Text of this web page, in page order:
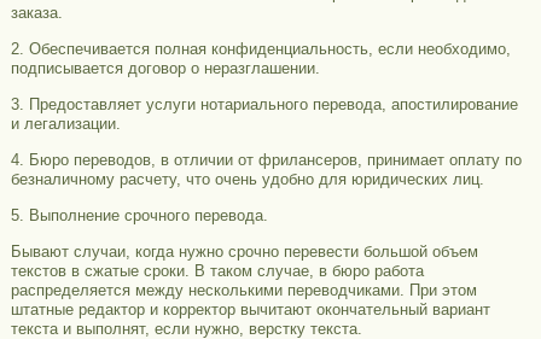
заказа.
2. Обеспечивается полная конфиденциальность, если необходимо,
подписывается договор о неразглашении.
3. Предоставляет услуги нотариального перевода, апостилирование
и легализации.
4. Бюро переводов, в отличии от фрилансеров, принимает оплату по
безналичному расчету, что очень удобно для юридических лиц.
5. Выполнение срочного перевода.
Бывают случаи, когда нужно срочно перевести большой объем
текстов в сжатые сроки. В таком случае, в бюро работа
распределяется между несколькими переводчиками. При этом
штатные редактор и корректор вычитают окончательный вариант
текста и выполнят, если нужно, верстку текста.